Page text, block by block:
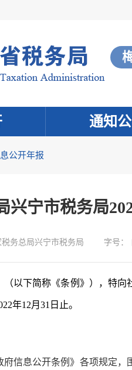
通知
公开年报
兴宁市税务局
税务总局兴宁市税务局 字号：
（以下简称《条例》），特向
年12月31日止。
信息公开条例》各项规定